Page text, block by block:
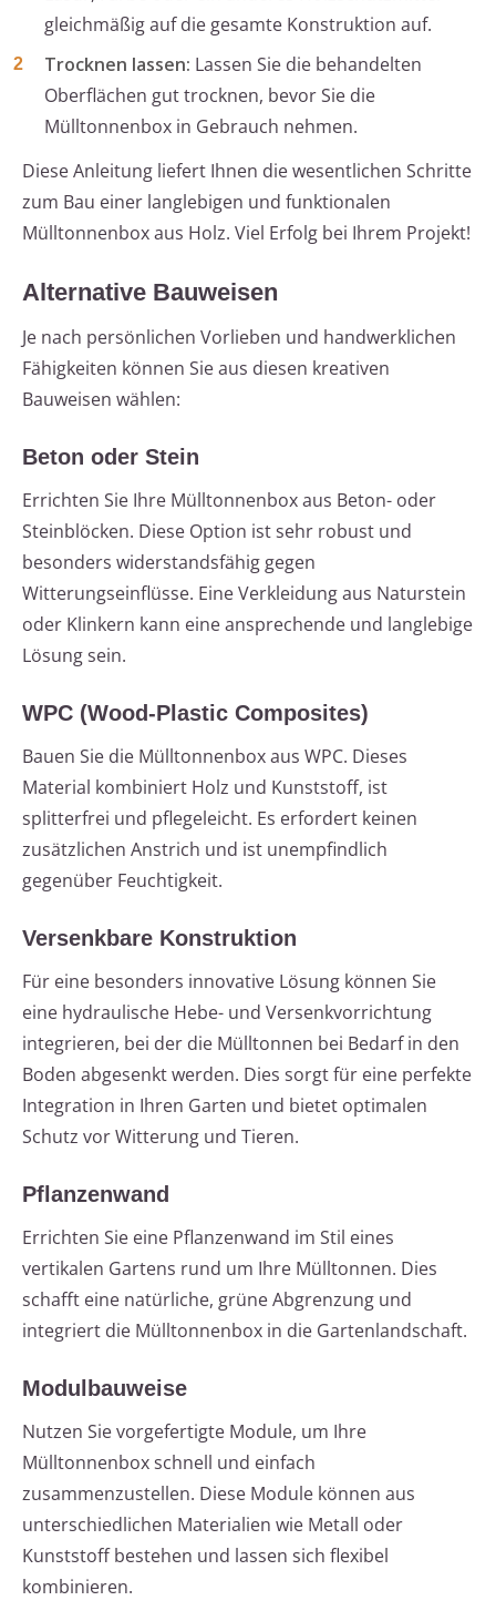
gleichmäßig auf die gesamte Konstruktion auf.
Trocknen lassen: Lassen Sie die behandelten
Oberflächen gut trocknen, bevor Sie die
Mülltonnenbox in Gebrauch nehmen.
Diese Anleitung liefert Ihnen die wesentlichen Schritte
zum Bau einer langlebigen und funktionalen
Mülltonnenbox aus Holz. Viel Erfolg bei Ihrem Projekt!
Alternative Bauweisen
Je nach persönlichen Vorlieben und handwerklichen
Fähigkeiten können Sie aus diesen kreativen
Bauweisen wählen:
Beton oder Stein
Errichten Sie Ihre Mülltonnenbox aus Beton- oder
Steinblöcken. Diese Option ist sehr robust und
besonders widerstandsfähig gegen
Witterungseinflüsse. Eine Verkleidung aus Naturstein
oder Klinkern kann eine ansprechende und langlebige
Lösung sein.
WPC (Wood-Plastic Composites)
Bauen Sie die Mülltonnenbox aus WPC. Dieses
Material kombiniert Holz und Kunststoff, ist
splitterfrei und pflegeleicht. Es erfordert keinen
zusätzlichen Anstrich und ist unempfindlich
gegenüber Feuchtigkeit.
Versenkbare Konstruktion
Für eine besonders innovative Lösung können Sie
eine hydraulische Hebe- und Versenkvorrichtung
integrieren, bei der die Mülltonnen bei Bedarf in den
Boden abgesenkt werden. Dies sorgt für eine perfekte
Integration in Ihren Garten und bietet optimalen
Schutz vor Witterung und Tieren.
Pflanzenwand
Errichten Sie eine Pflanzenwand im Stil eines
vertikalen Gartens rund um Ihre Mülltonnen. Dies
schafft eine natürliche, grüne Abgrenzung und
integriert die Mülltonnenbox in die Gartenlandschaft.
Modulbauweise
Nutzen Sie vorgefertigte Module, um Ihre
Mülltonnenbox schnell und einfach
zusammenzustellen. Diese Module können aus
unterschiedlichen Materialien wie Metall oder
Kunststoff bestehen und lassen sich flexibel
kombinieren.